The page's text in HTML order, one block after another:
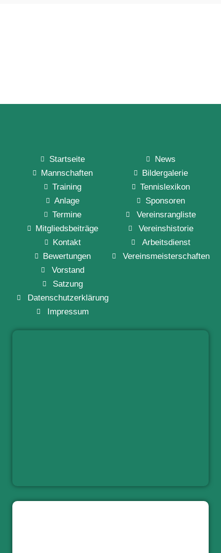
Startseite
Mannschaften
Training
Anlage
News
Bildergalerie
Tennislexikon
Sponsoren
Termine
Mitgliedsbeiträge
Kontakt
Bewertungen
Vereinsrangliste
Vereinshistorie
Arbeitsdienst
Vereinsmeisterschaften
Vorstand
Satzung
Datenschutzerklärung
Impressum